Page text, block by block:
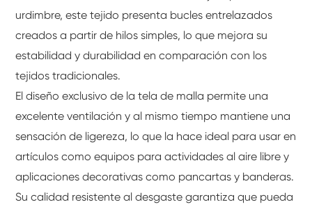
urdimbre, este tejido presenta bucles entrelazados
creados a partir de hilos simples, lo que mejora su
estabilidad y durabilidad en comparación con los
tejidos tradicionales.
El diseño exclusivo de la tela de malla permite una
excelente ventilación y al mismo tiempo mantiene una
sensación de ligereza, lo que la hace ideal para usar en
artículos como equipos para actividades al aire libre y
aplicaciones decorativas como pancartas y banderas.
Su calidad resistente al desgaste garantiza que pueda